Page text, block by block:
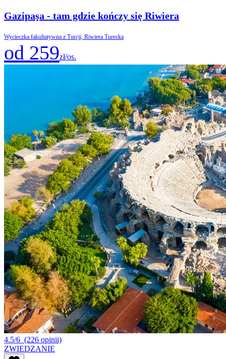
Gazipaşa - tam gdzie kończy się Riwiera
Wycieczka fakultatywna z Turcji, Riwiera Turecka
od 259zł/os.
4.5/6 (226 opinii)
ZWIEDZANIE